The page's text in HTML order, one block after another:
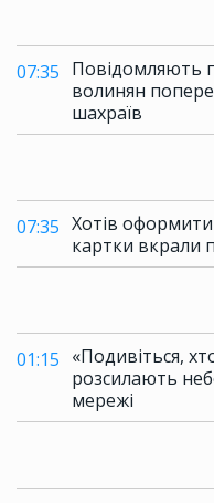
07:35 Повідомляють
волинян
шахраїв
07:35 Хотів
картки вкрали
01:15 «Подивіться,
розсилають
мережі